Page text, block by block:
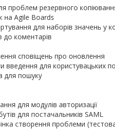
проблем резервного
на Agile Boards
для наборів значень у
до коментарів
сповіщень про оновлення
введення для користувацьких
для пошуку
для модулів авторизації
для постачальників SAML
створення проблеми